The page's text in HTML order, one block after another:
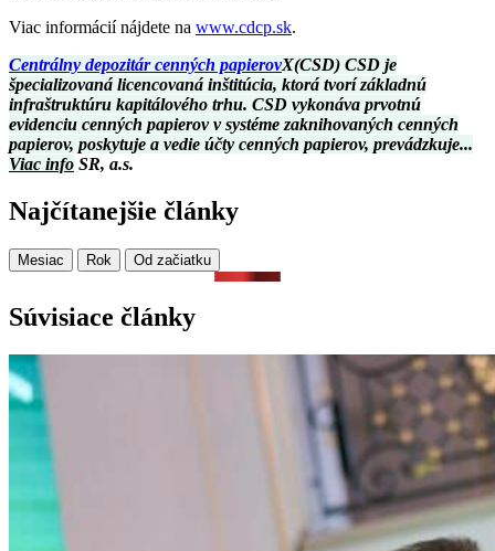
Viac informácií nájdete na www.cdcp.sk.
Centrálny depozitár cenných papierovX(CSD) CSD je
špecializovaná licencovaná inštitúcia, ktorá tvorí základnú
infraštruktúru kapitálového trhu. CSD vykonáva prvotnú
evidenciu cenných papierov v systéme zaknihovaných cenných
papierov, poskytuje a vedie účty cenných papierov, prevádzkuje...
Viac info SR, a.s.
Najčítanejšie články
Mesiac Rok Od začiatku
Súvisiace články